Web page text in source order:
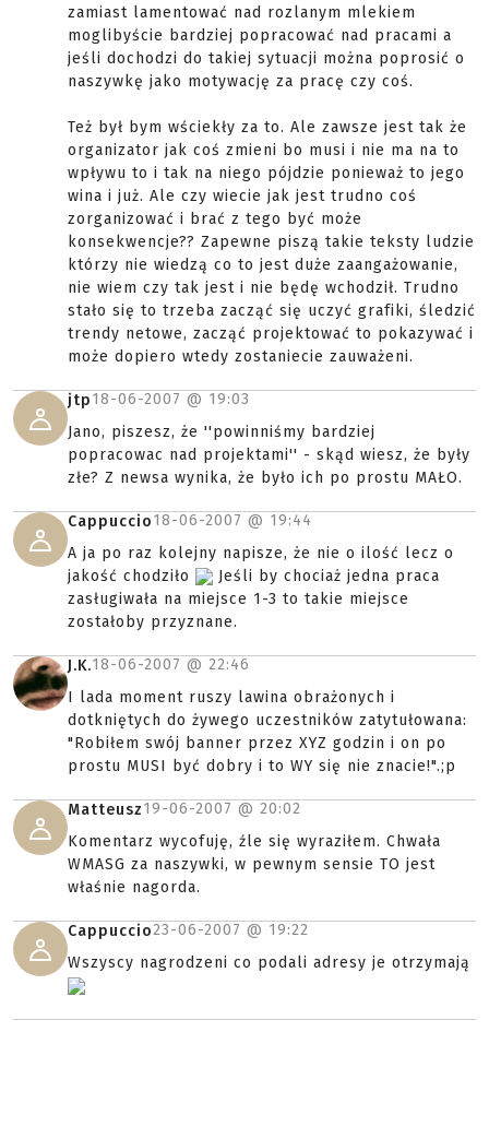
zamiast lamentować nad rozlanym mlekiem
moglibyście bardziej popracować nad pracami a
jeśli dochodzi do takiej sytuacji można poprosić o
naszywkę jako motywację za pracę czy coś.
Też był bym wściekły za to. Ale zawsze jest tak że
organizator jak coś zmieni bo musi i nie ma na to
wpływu to i tak na niego pójdzie ponieważ to jego
wina i już. Ale czy wiecie jak jest trudno coś
zorganizować i brać z tego być może
konsekwencje?? Zapewne piszą takie teksty ludzie
którzy nie wiedzą co to jest duże zaangażowanie,
nie wiem czy tak jest i nie będę wchodził. Trudno
stało się to trzeba zacząć się uczyć grafiki, śledzić
trendy netowe, zacząć projektować to pokazywać i
może dopiero wtedy zostaniecie zauważeni.
jtp18-06-2007 @ 19:03
Jano, piszesz, że ''powinniśmy bardziej
popracowac nad projektami'' - skąd wiesz, że były
złe? Z newsa wynika, że było ich po prostu MAŁO.
Cappuccio18-06-2007 @ 19:44
A ja po raz kolejny napisze, że nie o ilość lecz o
jakość chodziło
Jeśli by chociaż jedna praca
zasługiwała na miejsce 1-3 to takie miejsce
zostałoby przyznane.
J.K.18-06-2007 @ 22:46
I lada moment ruszy lawina obrażonych i
dotkniętych do żywego uczestników zatytułowana:
"Robiłem swój banner przez XYZ godzin i on po
prostu MUSI być dobry i to WY się nie znacie!".;p
Matteusz19-06-2007 @ 20:02
Komentarz wycofuję, źle się wyraziłem. Chwała
WMASG za naszywki, w pewnym sensie TO jest
właśnie nagorda.
Cappuccio23-06-2007 @ 19:22
Wszyscy nagrodzeni co podali adresy je otrzymają